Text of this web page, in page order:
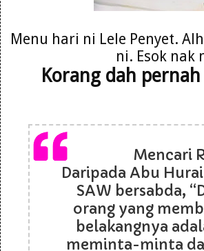
Menu hari ni Lele Penyet.
ni. Esok nak
Korang dah
Mencari
Daripada Abu
SAW bersabda,
orang yang
belakangnya
meminta-minta